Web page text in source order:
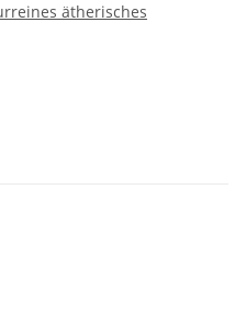
ätherisches